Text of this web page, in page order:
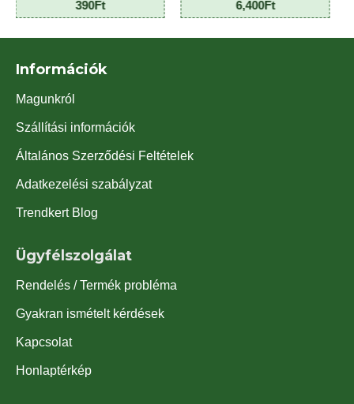
390Ft 6,400Ft
Információk
Magunkról
Szállítási információk
Általános Szerződési Feltételek
Adatkezelési szabályzat
Trendkert Blog
Ügyfélszolgálat
Rendelés / Termék probléma
Gyakran ismételt kérdések
Kapcsolat
Honlaptérkép